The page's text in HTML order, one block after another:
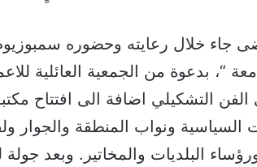
جاء خلال رعايته وحضوره
“، بدعوة من الجمعية العائلية
الفن التشكيلي اضافة الى افتتاح
السياسية ونواب المنطقة
ورؤساء البلديات والمخاتير. وبعد